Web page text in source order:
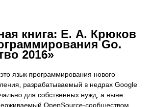
книга: Е. А. Крюков
Go.
2016»
язык программирования нового
разрабатываемый в недрах Google
для собственных нужд, а ныне
OpenSource-сообществом.